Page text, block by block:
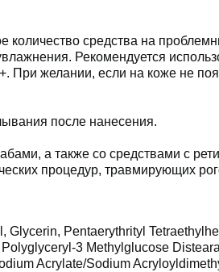
количество средства на
Рекомендуется
При желании, если на коже не
после нанесения.
а также со средствами с
процедур, травмирующих
Pentaerythrityl
3 Methylglucose
Acrylate/Sodium